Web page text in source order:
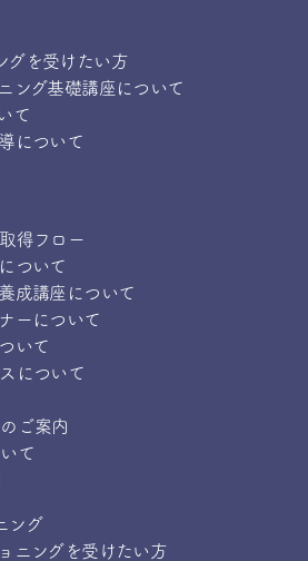
グを受けたい方
ング基礎講座について
て
について
得フロー
ついて
成講座について
ーについて
いて
について
ご案内
て
ング
ニングを受けたい方